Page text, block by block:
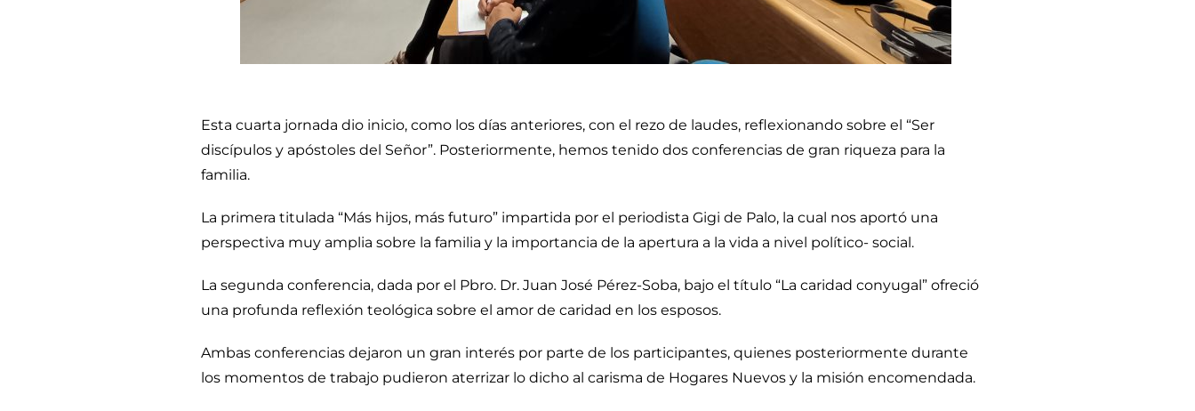
Esta cuarta jornada dio inicio, como los días anteriores, con el rezo de laudes, reflexionando sobre el “Ser
discípulos y apóstoles del Señor”. Posteriormente, hemos tenido dos conferencias de gran riqueza para la
familia.
La primera titulada “Más hijos, más futuro” impartida por el periodista Gigi de Palo, la cual nos aportó una
perspectiva muy amplia sobre la familia y la importancia de la apertura a la vida a nivel político- social.
La segunda conferencia, dada por el Pbro. Dr. Juan José Pérez-Soba, bajo el título “La caridad conyugal” ofreció
una profunda reflexión teológica sobre el amor de caridad en los esposos.
Ambas conferencias dejaron un gran interés por parte de los participantes, quienes posteriormente durante
los momentos de trabajo pudieron aterrizar lo dicho al carisma de Hogares Nuevos y la misión encomendada.